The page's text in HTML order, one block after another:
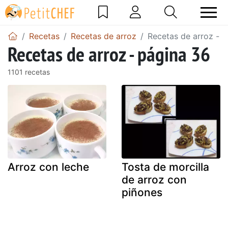
Recetas Recetas de arroz Recetas de arroz -
Recetas de arroz - página 36
1101 recetas
Arroz con leche
Tosta de morcilla
de arroz con
piñones